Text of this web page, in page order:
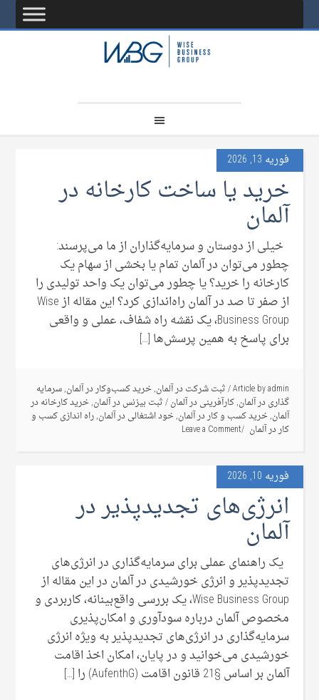
فوریه 13, 2026
خرید یا ساخت کارخانه در
آلمان
خیلی از دوستان و سرمایه‌گذاران از ما می‌پرسند:
چطور می‌توان در آلمان تمام یا بخشی از سهام یک
کارخانه را خرید؟ یا چطور می‌توان یک واحد تولیدی را
از صفر تا صد در آلمان راه‌اندازی کرد؟ این مقاله از Wise
Business Group، یک نقشه راه شفاف، عملی و واقعی
برای پاسخ به همین پرسش‌ها […]
Article byadmin
/ثبت شرکت در آلمان,خرید کسب‌وکار در آلمان,سرمایه
گذاری در آلمان,کارآفرینی در آلمان/ثبت بیزنس در آلمان,خرید کارخانه در
آلمان,خرید کسب و کار در آلمان,خود اشتغالی در آلمان,راه اندازی کسب و
کار در آلمان Leave a Comment
فوریه 10, 2026
انرژی‌های تجدیدپذیر در
آلمان
یک راهنمای عملی برای سرمایه‌گذاری در انرژی‌های
تجدیدپذیر و انرژی خورشیدی در آلمان در این مقاله از
Wise Business Group، یک بررسی واقع‌بینانه، کاربردی و
مخصوص آلمان درباره سودآوری و امکان‌پذیری
سرمایه‌گذاری در انرژی‌های تجدیدپذیر به ‌ویژه انرژی
خورشیدی می‌خوانید و در پایان، امکان اخذ اقامت
آلمان بر اساس §21 قانون اقامت (AufenthG) را […]